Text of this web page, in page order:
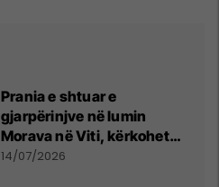
Prania e shtuar e
gjarpërinjve në lumin
Morava në Viti, kërkohet
kujdes nga qytetarët
14/07/2026